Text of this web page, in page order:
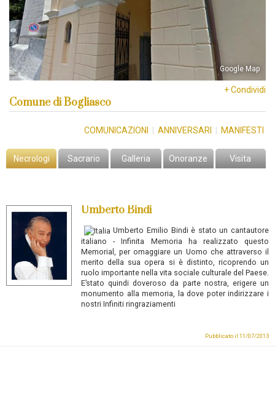
Google Map
+ Condividi
Comune di Bogliasco
COMUNICAZIONI ANNIVERSARI MANIFESTI
Necrologi Sacrario Galleria Onoranze Visita
Umberto Bindi
Umberto Emilio Bindi è stato un cantautore
italiano -Infinita Memoria ha realizzato questo
Memorial, per omaggiare un Uomo che attraverso il
merito della sua opera si è distinto, ricoprendo un
ruolo importante nella vita sociale culturale del Paese.
E’stato quindi doveroso da parte nostra, erigere un
monumento alla memoria, la dove poter indirizzare i
nostri Infiniti ringraziamenti
Pubblicato il 11/07/2013